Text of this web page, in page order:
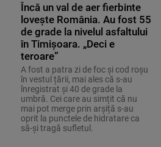
Încă un val de aer fierbinte
lovește România. Au fost 55
de grade la nivelul asfaltului
în Timișoara. „Deci e
teroare”
A fost a patra zi de foc și cod roșu
în vestul țării, mai ales că s-au
înregistrat și 40 de grade la
umbră. Cei care au simțit că nu
mai pot merge prin arșiță s-au
oprit la punctele de hidratare ca
să-și tragă sufletul.